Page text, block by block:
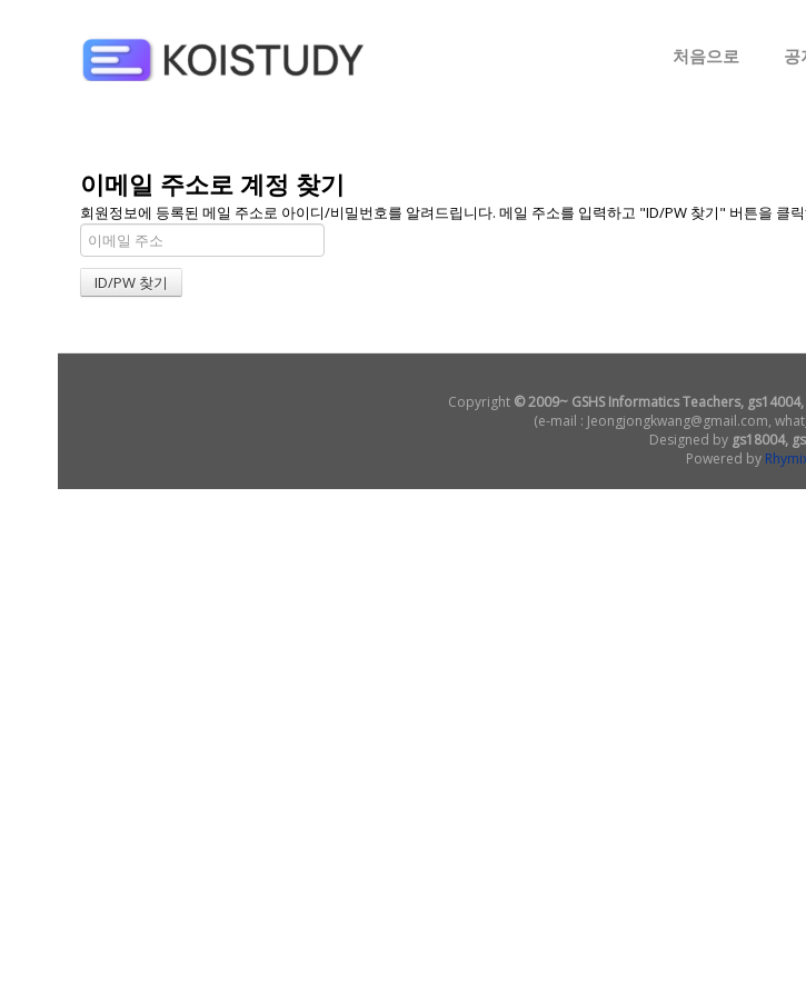
처음으로 공
이메일 주소로 계정 찾기
회원정보에 등록된 메일 주소로 아이디/비밀번호를 알려드립니다. 메일 주소를 입력하고 "ID/PW 찾기" 버튼을 클
Copyright © 2009~ GSHS Informatics Teachers,
(e-mail : Jeongjongkwang@gmail.com,
Designed by gs18004,
Powered by